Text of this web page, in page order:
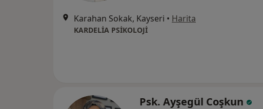
Karahan Sokak, Kayseri • Harita
KARDELİA PSİKOLOJİ
Psk. Ayşegül Coşkun